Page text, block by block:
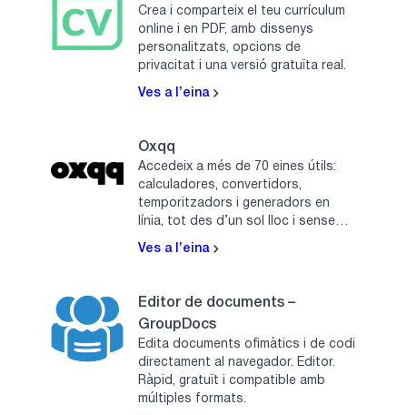
Crea i comparteix el teu currículum
online i en PDF, amb dissenys
personalitzats, opcions de
privacitat i una versió gratuïta real.
Ves a l’eina
Oxqq
Accedeix a més de 70 eines útils:
calculadores, convertidors,
temporitzadors i generadors en
línia, tot des d’un sol lloc i sense
registre.
Ves a l’eina
Editor de documents –
GroupDocs
Edita documents ofimàtics i de codi
directament al navegador. Editor.
Ràpid, gratuït i compatible amb
múltiples formats.